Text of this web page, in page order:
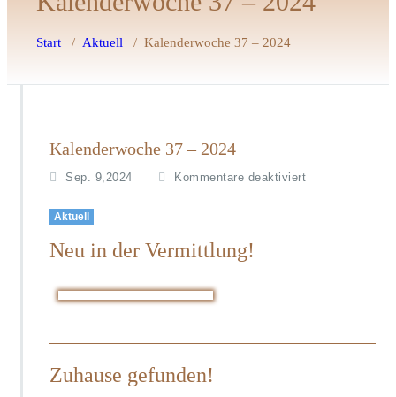
Start / Aktuell / Kalenderwoche 37 – 2024
Kalenderwoche 37 – 2024
Sep. 9,2024 Kommentare deaktiviert
Aktuell
Neu in der Vermittlung!
Zuhause gefunden!